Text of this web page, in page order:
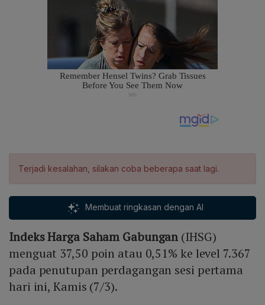
Terjadi kesalahan, silakan coba beberapa saat lagi.
Membuat ringkasan dengan AI
Indeks Harga Saham Gabungan (IHSG)
menguat 37,50 poin atau 0,51% ke level 7.367
pada penutupan perdagangan sesi pertama
hari ini, Kamis (7/3).